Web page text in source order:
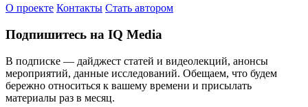
О проекте Контакты Стать автором
Подпишитесь на IQ Media
В подписке — дайджест статей и видеолекций, анонсы
мероприятий, данные исследований. Обещаем, что будем
бережно относиться к вашему времени и присылать
материалы раз в месяц.